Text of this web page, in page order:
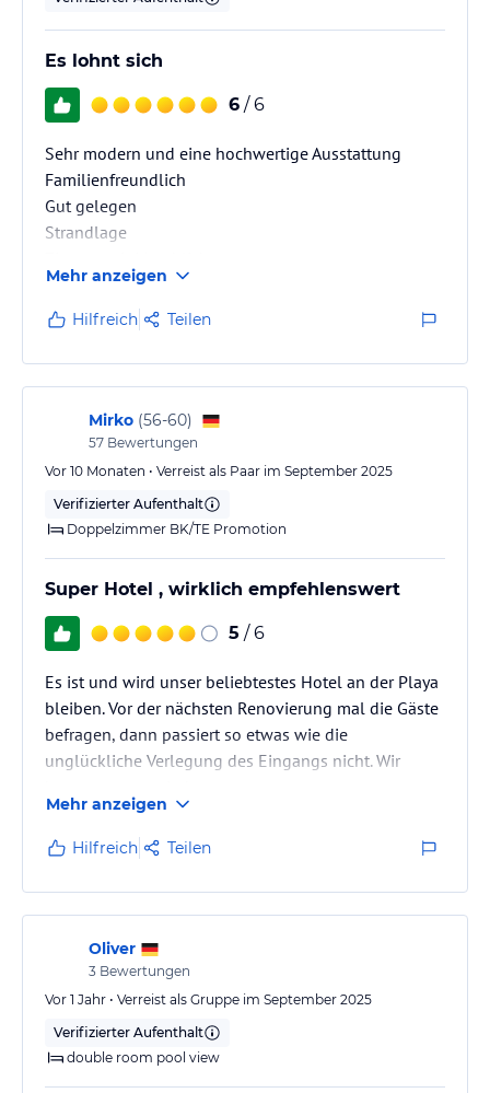
Es lohnt sich
6 / 6
Sehr modern und eine hochwertige Ausstattung
Familienfreundlich
Gut gelegen
Strandlage
Halbpension
Ausgewogene Speisen
Mehr anzeigen
Hilfreich Teilen
Mirko (56-60)
57 Bewertungen
Vor 10 Monaten • Verreist als Paar im September 2025
Verifizierter Aufenthalt
Doppelzimmer BK/TE Promotion
Super Hotel , wirklich empfehlenswert
5 / 6
Es ist und wird unser beliebtestes Hotel an der Playa
bleiben. Vor der nächsten Renovierung mal die Gäste
befragen, dann passiert so etwas wie die
unglückliche Verlegung des Eingangs nicht. Wir
Mehr anzeigen
Hilfreich Teilen
Oliver
3 Bewertungen
Vor 1 Jahr • Verreist als Gruppe im September 2025
Verifizierter Aufenthalt
double room pool view